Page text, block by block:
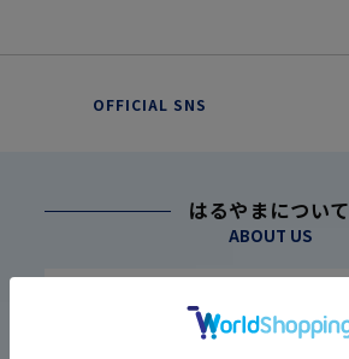
OFFICIAL SNS
はるやまについて
ABOUT US
高品質・低価格の実現